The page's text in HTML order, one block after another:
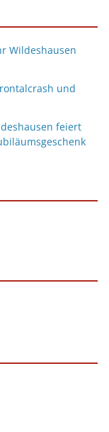
Wildeshausen
und
feiert